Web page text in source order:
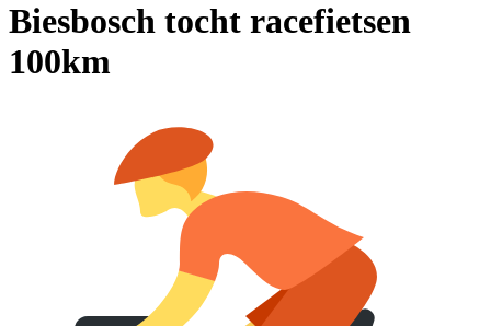
Biesbosch tocht racefietsen
100km